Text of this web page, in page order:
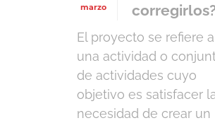
marzo
El proyecto se refiere a
una actividad o
de actividades cuyo
objetivo es satisfacer
necesidad de crear un